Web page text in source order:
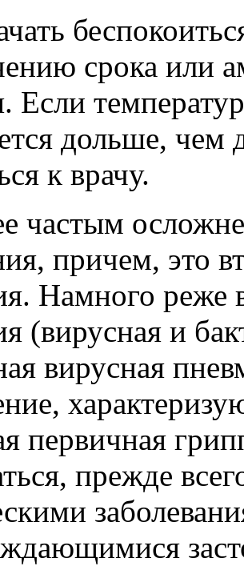
срока или
Если
дольше, чем
к врачу.
частым
причем, это
Намного реже
(вирусная и
вирусная
первичная
прежде